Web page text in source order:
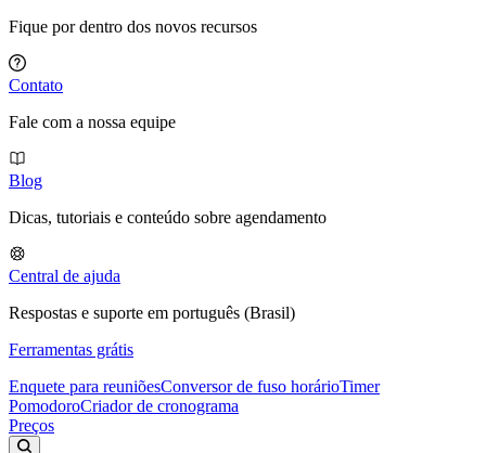
Fique por dentro dos novos recursos
Contato
Fale com a nossa equipe
Blog
Dicas, tutoriais e conteúdo sobre agendamento
Central de ajuda
Respostas e suporte em português (Brasil)
Ferramentas grátis
Enquete para reuniõesConversor de fuso horárioTimer
PomodoroCriador de cronograma
Preços